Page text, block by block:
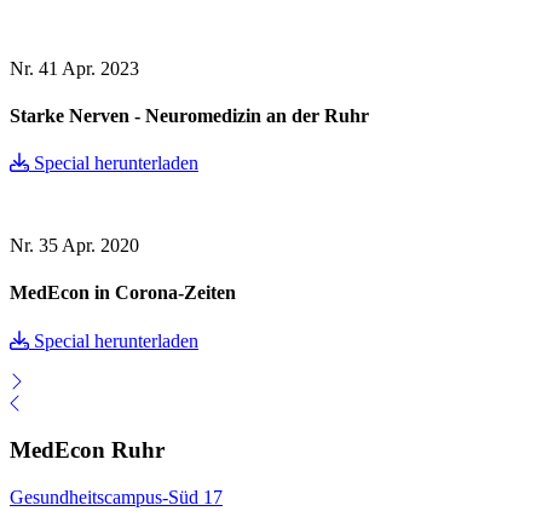
Nr. 41 Apr. 2023
Starke Nerven - Neuromedizin an der Ruhr
Special herunterladen
Nr. 35 Apr. 2020
MedEcon in Corona-Zeiten
Special herunterladen
MedEcon Ruhr
Gesundheitscampus-Süd 17